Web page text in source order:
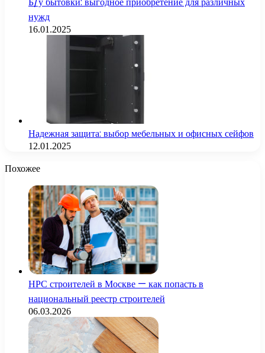
нужд
16.01.2025
Надежная защита: выбор мебельных и офисных сейфов
12.01.2025
Похожее
НРС строителей в Москве — как попасть в
национальный реестр строителей
06.03.2026